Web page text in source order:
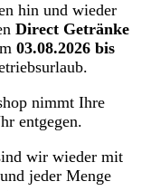
hin und wieder
Direct Getränke
03.08.2026 bis
nimmt Ihre
entgegen.
wir wieder mit
jeder Menge